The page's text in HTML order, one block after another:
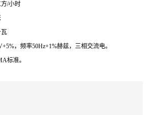
/小时
，频率50Hz+1%赫兹，三相交流电。
标准。